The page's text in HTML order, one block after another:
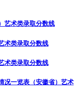
艺术类录取分数线
术类录取分数线
术类录取分数线
一览表（安徽省） 艺术